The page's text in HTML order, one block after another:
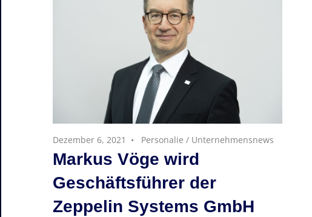
Dezember 6, 2021 Personalie / Unternehmensnews
Markus Vöge wird
Geschäftsführer der
Zeppelin Systems GmbH